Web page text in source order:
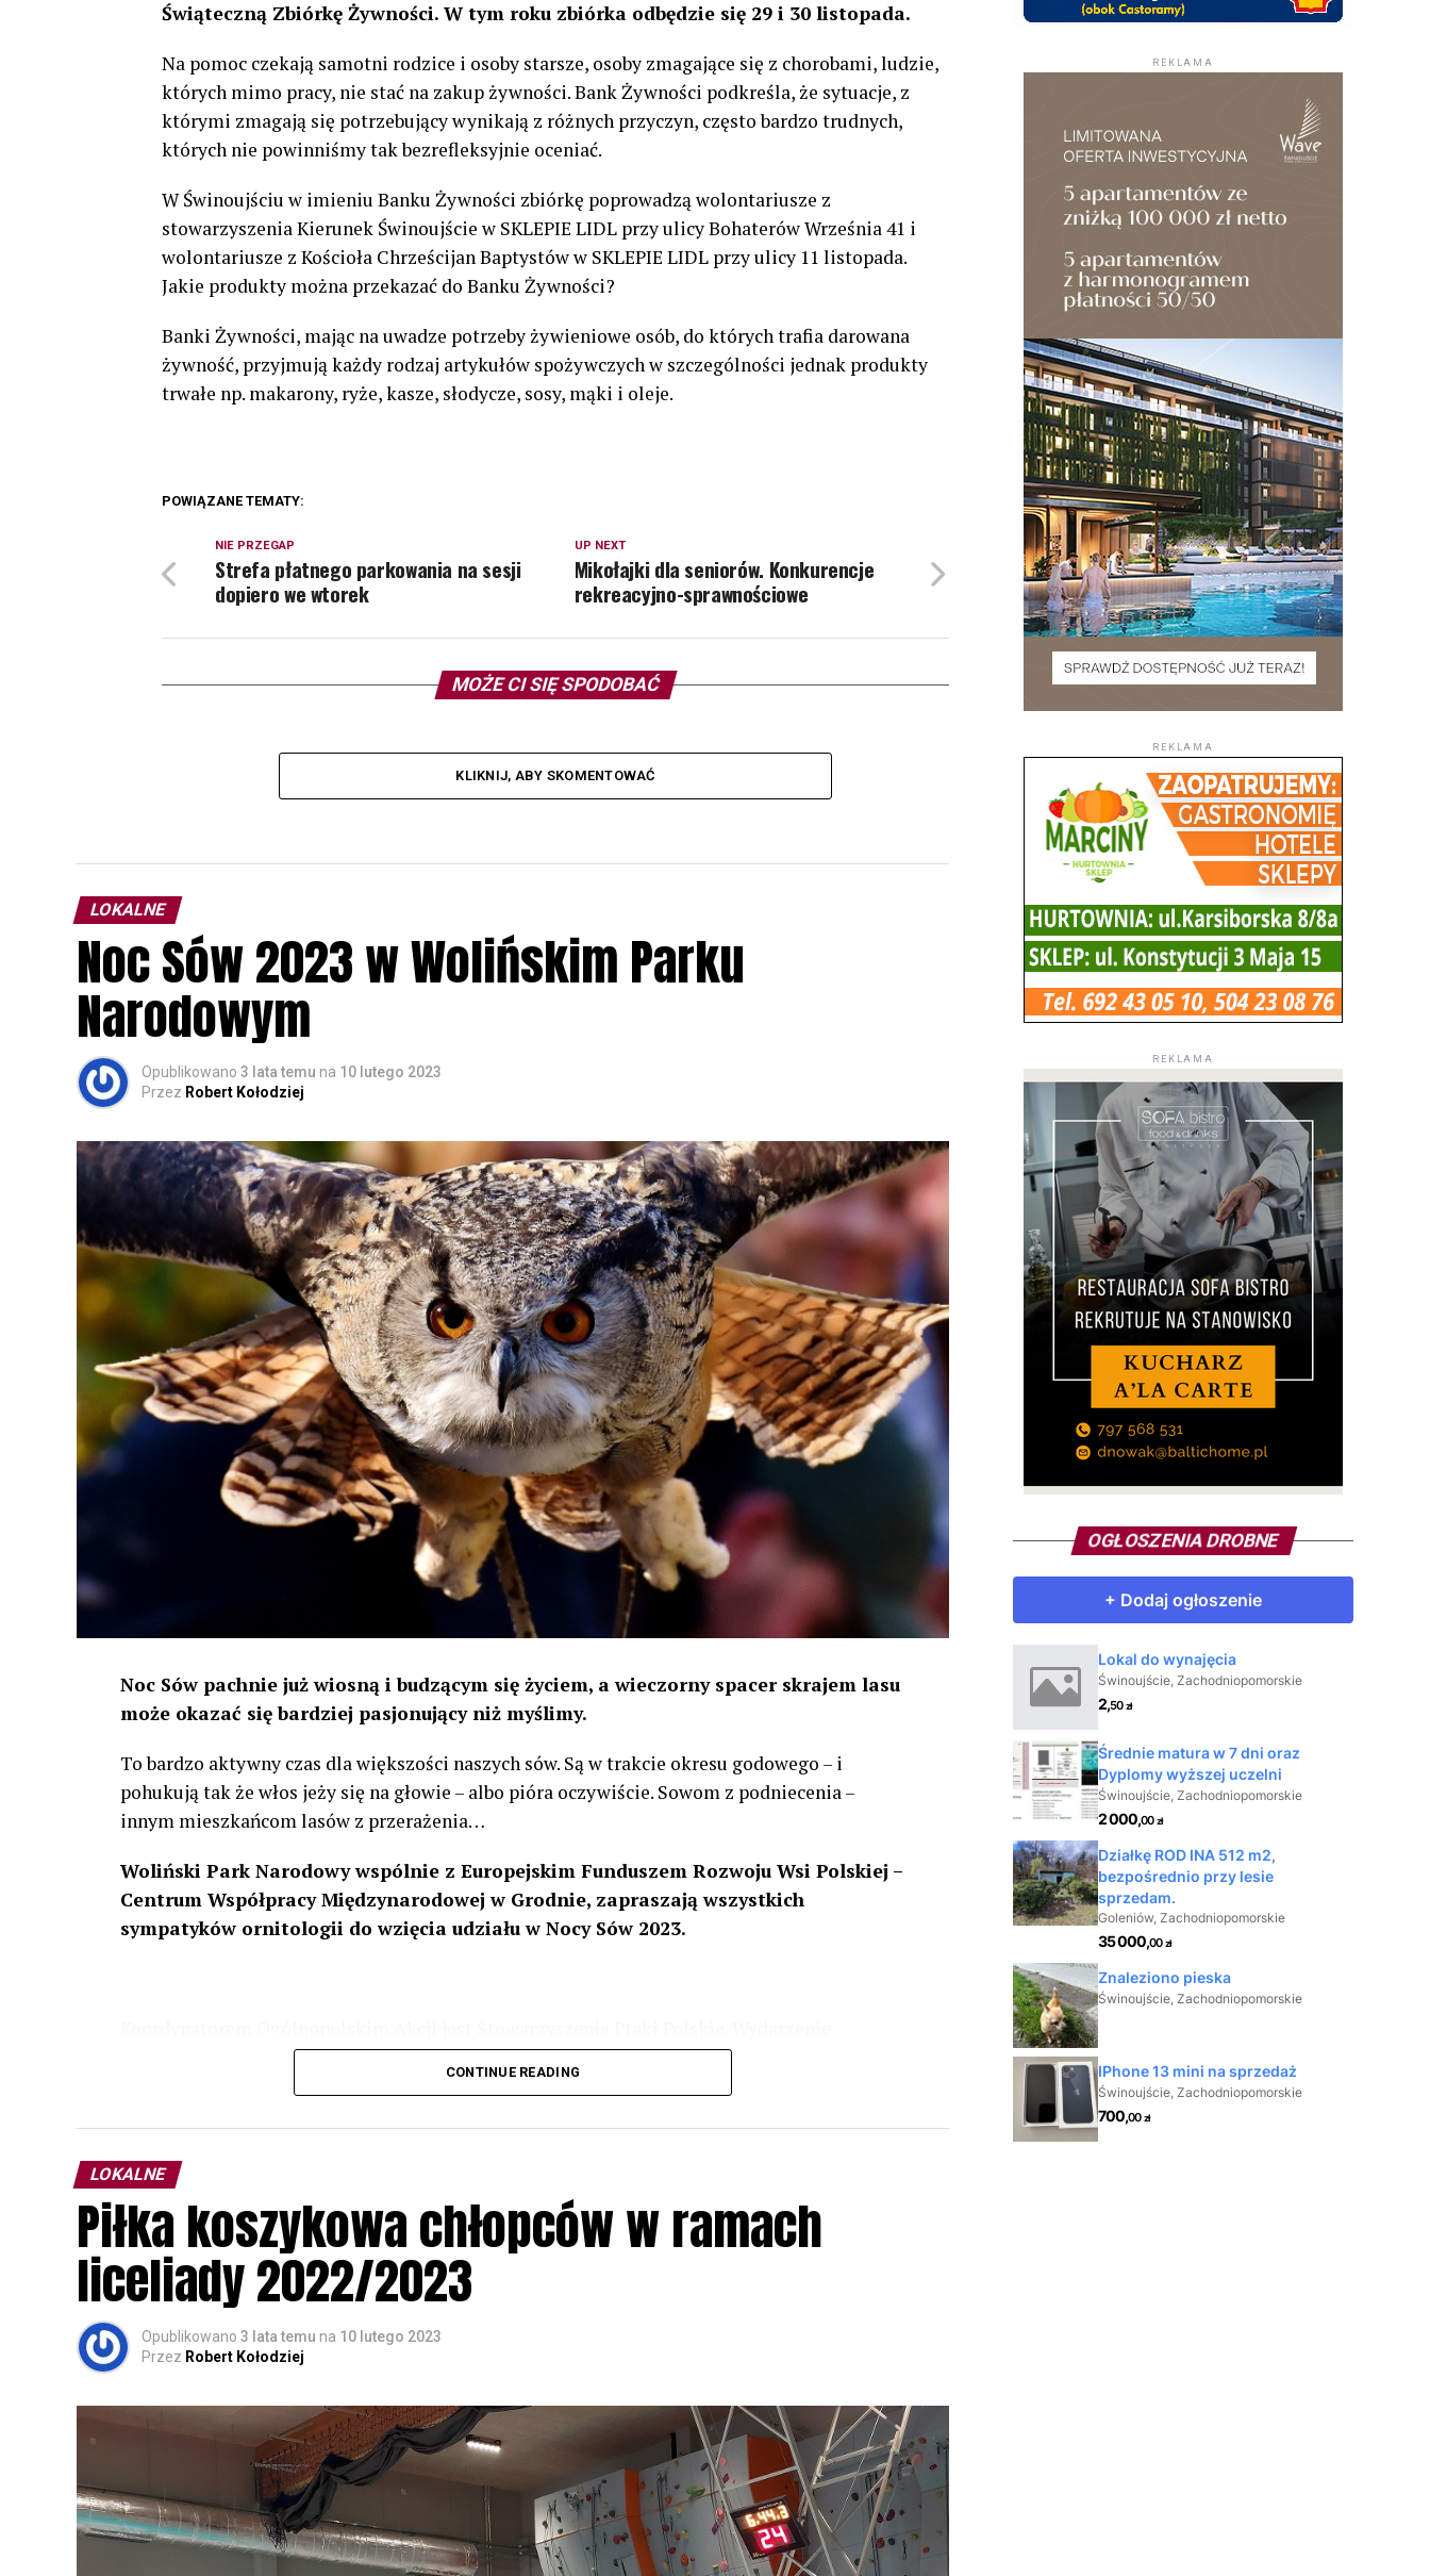
Świąteczną Zbiórkę Żywności. W tym roku zbiórka odbędzie się 29 i 30 listopada.
Na pomoc czekają samotni rodzice i osoby starsze, osoby zmagające się z chorobami, ludzie,
których mimo pracy, nie stać na zakup żywności. Bank Żywności podkreśla, że sytuacje, z
którymi zmagają się potrzebujący wynikają z różnych przyczyn, często bardzo trudnych,
których nie powinniśmy tak bezrefleksyjnie oceniać.
W Świnoujściu w imieniu Banku Żywności zbiórkę poprowadzą wolontariusze z
stowarzyszenia Kierunek Świnoujście w SKLEPIE LIDL przy ulicy Bohaterów Września 41 i
wolontariusze z Kościoła Chrześcijan Baptystów w SKLEPIE LIDL przy ulicy 11 listopada.
Jakie produkty można przekazać do Banku Żywności?
Banki Żywności, mając na uwadze potrzeby żywieniowe osób, do których trafia darowana
żywność, przyjmują każdy rodzaj artykułów spożywczych w szczególności jednak produkty
trwałe np. makarony, ryże, kasze, słodycze, sosy, mąki i oleje.
POWIĄZANE TEMATY:
UP NEXT
Mikołajki dla seniorów. Konkurencje
rekreacyjno-sprawnościowe
NIE PRZEGAP
Strefa płatnego parkowania na sesji
dopiero we wtorek
MOŻE CI SIĘ SPODOBAĆ
KLIKNIJ, ABY SKOMENTOWAĆ
LOKALNE
Noc Sów 2023 w Wolińskim Parku
Narodowym
Opublikowano 3 lata temu na 10 lutego 2023
Przez Robert Kołodziej
Noc Sów pachnie już wiosną i budzącym się życiem, a wieczorny spacer skrajem lasu
może okazać się bardziej pasjonujący niż myślimy.
To bardzo aktywny czas dla większości naszych sów. Są w trakcie okresu godowego – i
pohukują tak że włos jeży się na głowie – albo pióra oczywiście. Sowom z podniecenia –
innym mieszkańcom lasów z przerażenia…
Woliński Park Narodowy wspólnie z Europejskim Funduszem Rozwoju Wsi Polskiej –
Centrum Współpracy Międzynarodowej w Grodnie, zapraszają wszystkich
sympatyków ornitologii do wzięcia udziału w Nocy Sów 2023.
odbędzie się w dniach24 i 25 lutego 2023 r. wg harmonogramu przedstawionego na
Wszystkich uczestników zapraszamy do udziału w Akcji, włączenia się w aktywne
rozpoznawanie głosów sów i wymianę doświadczeń przy grillu.Na wydarzenie obowiązują
zapisy.
CONTINUE READING
LOKALNE
Piłka koszykowa chłopców w ramach
liceliady 2022/2023
Opublikowano 3 lata temu na 10 lutego 2023
Przez Robert Kołodziej
REKLAMA
REKLAMA
REKLAMA
OGŁOSZENIA DROBNE